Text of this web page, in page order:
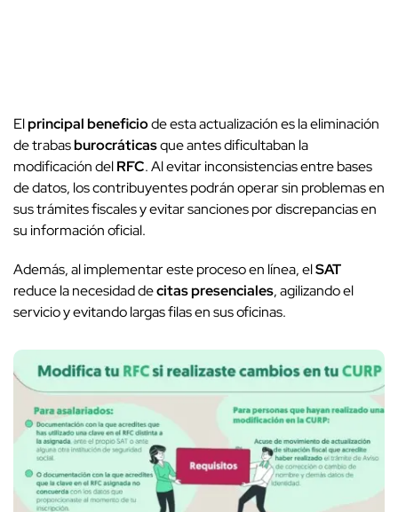
Elprincipal beneficiode esta actualización es la eliminación
de trabasburocráticasque antes dificultaban la
modificación delRFC. Al evitar inconsistencias entre bases
de datos, los contribuyentes podrán operar sin problemas en
sus trámites fiscales y evitar sanciones por discrepancias en
su información oficial.
Además, al implementar este proceso en línea, elSAT
reduce la necesidad decitas presenciales, agilizando el
servicio y evitando largas filas en sus oficinas.